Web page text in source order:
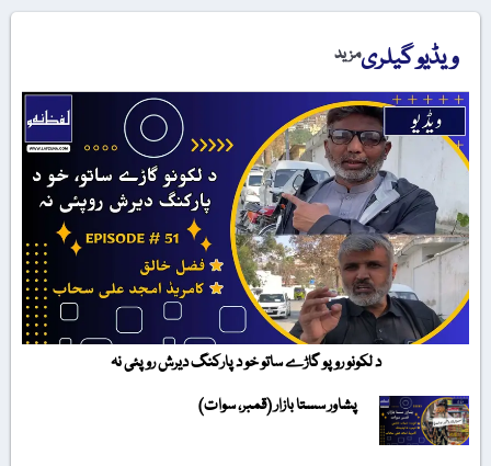
ویڈیو گیلریمزید
د لکونو روپو گاڑے ساتو خو د پارکنگ دیرش روپئی نہ
پشاور سستا بازار (قمبر، سوات)